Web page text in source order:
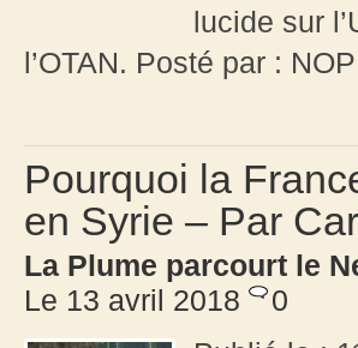
lucide sur
l’OTAN. Posté par :
Pourquoi la
en Syrie – Par
La Plume parcourt le
Le 13 avril 2018
0